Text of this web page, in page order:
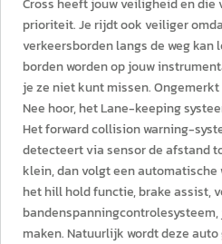
Cross heeft jouw veiligheid en die
prioriteit. Je rijdt ook veiliger
verkeersborden langs de weg kan
borden worden op jouw
je ze niet kunt missen.
Nee hoor, het Lane-keeping
Het forward collision warning-
detecteert via sensor de afstand
klein, dan volgt een automatische
het hill hold functie, brake assist,
maken. Natuurlijk wordt deze